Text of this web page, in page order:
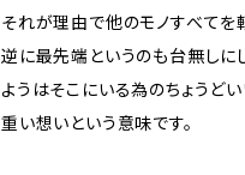
それが理由で他のモノすべてを
逆に最先端というのも台無しに
ようはそこにいる為のちょうどい
重い想いという意味です。